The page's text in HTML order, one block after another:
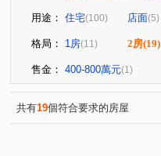
用途： 住宅(100) 店面(5)
格局： 1房(11) 2房(19)
售金： 400-800萬元(1)
共有19個符合要求的房屋